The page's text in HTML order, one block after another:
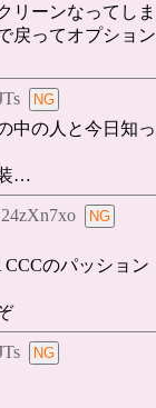
リーンなってしま
戻ってオプション
中の人と今日知っ
…
のパッション